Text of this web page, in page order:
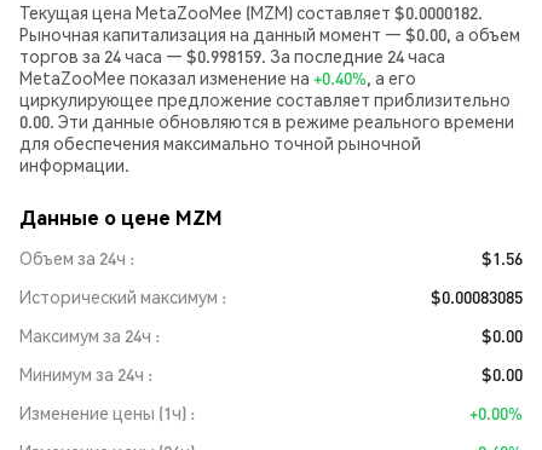
Текущая цена MetaZooMee (MZM) составляет $0.0000182.
Рыночная капитализация на данный момент — $0.00, а объем
торгов за 24 часа — $0.998159. За последние 24 часа
MetaZooMee показал изменение на +0.40%, а его
циркулирующее предложение составляет приблизительно
0.00. Эти данные обновляются в режиме реального времени
для обеспечения максимально точной рыночной
информации.
Данные о цене MZM
Объем за 24ч
$1.56
Исторический максимум
$0.00083085
Максимум за 24ч
$0.00
Минимум за 24ч
$0.00
Изменение цены (1ч)
+0.00%